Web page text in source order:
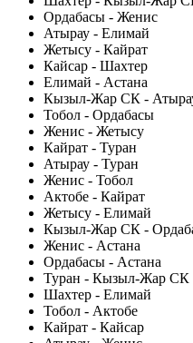
Ордабасы - Женис
Атырау - Елимай
Жетысу - Кайрат
Кайсар - Шахтер
Елимай - Астана
Кызыл-Жар СК -
Тобол - Ордабасы
Женис - Жетысу
Кайрат - Туран
Атырау - Туран
Женис - Тобол
Актобе - Кайрат
Жетысу - Елимай
Кызыл-Жар СК -
Женис - Астана
Ордабасы - Астана
Туран - Кызыл-Жар СК
Шахтер - Елимай
Тобол - Актобе
Кайрат - Кайсар